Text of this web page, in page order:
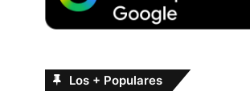
Los + Populares